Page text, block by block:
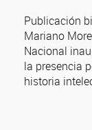
Publicación
Mariano
Nacional
la presencia
historia